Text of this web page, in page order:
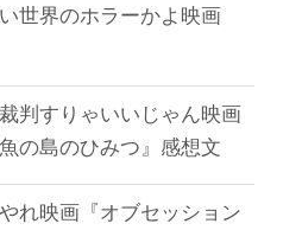
世界のホラーかよ映画
判すりゃいいじゃん映画
の島のひみつ』感想文
れ映画『オブセッション